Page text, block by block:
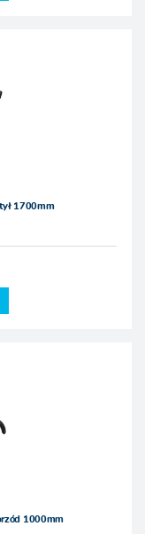
1700mm
1000mm